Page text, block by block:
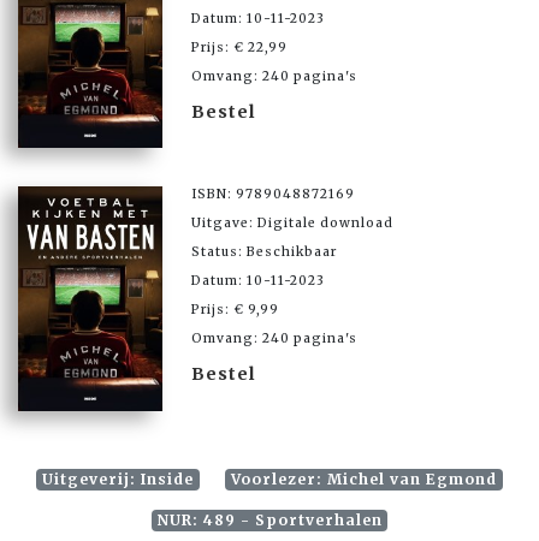
Datum: 10-11-2023
Prijs: € 22,99
Omvang: 240 pagina's
Bestel
ISBN: 9789048872169
Uitgave: Digitale download
Status: Beschikbaar
Datum: 10-11-2023
Prijs: € 9,99
Omvang: 240 pagina's
Bestel
Uitgeverij: Inside Voorlezer: Michel van Egmond
NUR: 489 - Sportverhalen